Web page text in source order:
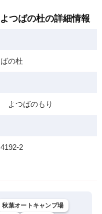
つばの杜の詳細情報
の杜
よつばのもり
2
秋葉オートキャンプ場